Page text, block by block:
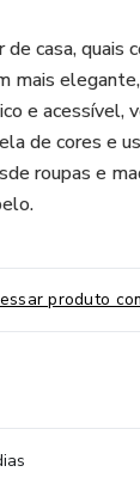
de casa, quais
mais
e acessível,
de cores e
roupas e
produto